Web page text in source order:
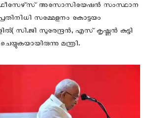
അസോസിയേഷൻ സംസ്ഥാന
സമ്മേളനം കോട്ടയം
സി.ജി സുരേന്ദ്രന്‍, എസ് കൃഷ്ണന്‍ കുട്ടി
മന്ത്രി.